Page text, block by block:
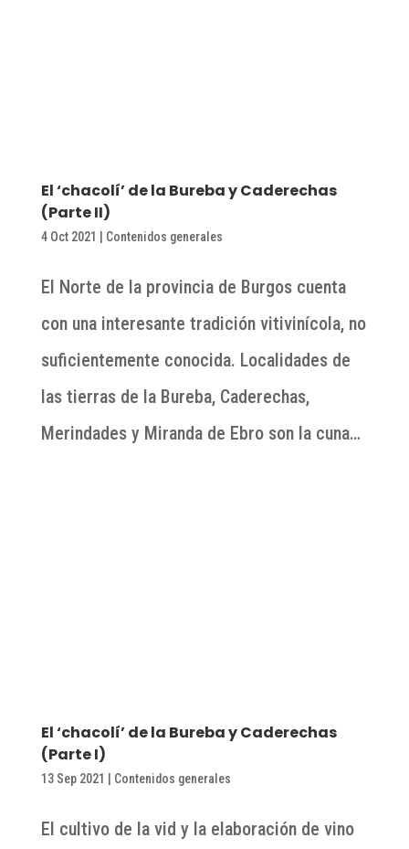
El ‘chacolí’ de la Bureba y Caderechas
(Parte II)
4 Oct 2021 Contenidos generales
El Norte de la provincia de Burgos cuenta
con una interesante tradición vitivinícola, no
suficientemente conocida. Localidades de
las tierras de la Bureba, Caderechas,
Merindades y Miranda de Ebro son la cuna…
El ‘chacolí’ de la Bureba y Caderechas
(Parte I)
13 Sep 2021 Contenidos generales
El cultivo de la vid y la elaboración de vino